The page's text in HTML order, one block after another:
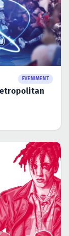
EVENIMENT